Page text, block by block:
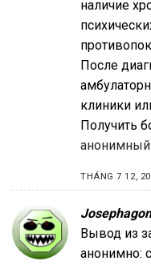
наличие
После
клиники
Получить
THÁNG 7 12,
Вывод из
анонимно: